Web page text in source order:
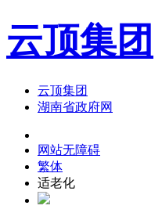
云顶集团
云顶集团
湖南省政府网
网站无障碍
繁体
适老化